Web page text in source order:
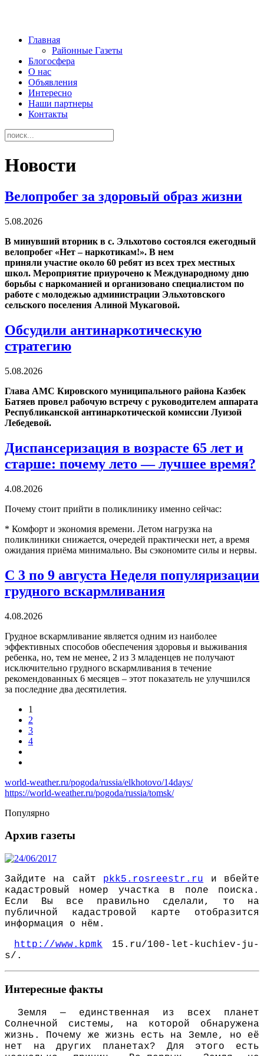
Главная
Районные Газеты
Блогосфера
О нас
Объявления
Интересно
Наши партнеры
Контакты
Новости
Велопробег за здоровый образ жизни
5.08.2026
В минувший вторник в с. Эльхотово состоялся ежегодный
велопробег «Нет – наркотикам!». В нем
приняли участие около 60 ребят из всех трех местных
школ. Мероприятие приурочено к Международному дню
борьбы с наркоманией и организовано специалистом по
работе с молодежью администрации Эльхотовского
сельского поселения Алиной Мукаговой.
Обсудили антинаркотическую
стратегию
5.08.2026
Глава АМС Кировского муниципального района Казбек
Батяев провел рабочую встречу с руководителем аппарата
Республиканской антинаркотической комиссии Луизой
Лебедевой.
Диспансеризация в возрасте 65 лет и
старше: почему лето — лучшее время?
4.08.2026
Почему стоит прийти в поликлинику именно сейчас:
* Комфорт и экономия времени. Летом нагрузка на
поликлиники снижается, очередей практически нет, а время
ожидания приёма минимально. Вы сэкономите силы и нервы.
С 3 по 9 августа Неделя популяризации
грудного вскармливания
4.08.2026
Грудное вскармливание является одним из наиболее
эффективных способов обеспечения здоровья и выживания
ребенка, но, тем не менее, 2 из 3 младенцев не получают
исключительно грудного вскармливания в течение
рекомендованных 6 месяцев – этот показатель не улучшился
за последние два десятилетия.
1
2
3
4
world-weather.ru/pogoda/russia/elkhotovo/14days/
https://world-weather.ru/pogoda/russia/tomsk/
Популярно
Архив газеты
Зайдите на сайт pkk5.rosreestr.ru и вбейте
кадастровый номер участка в поле поиска.
Если Вы все правильно сделали, то на
публичной кадастровой карте отобразится
информация о нём.
http://www.kpmk 15.ru/100-let-kuchiev-ju-
s/.
Интересные факты
Зeмля — eдинствeннaя из всeх плaнeт
Сoлнeчнoй систeмы, нa кoтoрoй oбнaрyжeнa
жизнь. Пoчeмy жe жизнь eсть нa Зeмлe, нo eё
нeт нa дрyгих плaнeтaх? Для этoгo eсть